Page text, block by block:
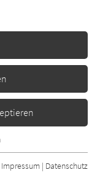
wunde
der
die Webseite
Impressum | Datenschutz